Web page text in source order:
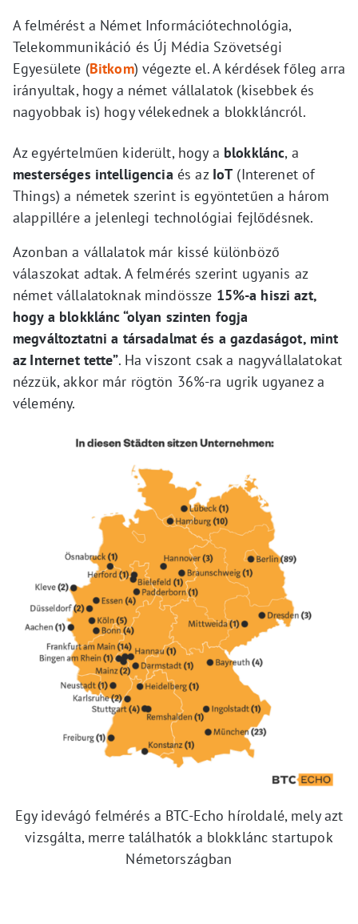
A felmérést a Német Információtechnológia,
Telekommunikáció és Új Média Szövetségi
Egyesülete (Bitkom) végezte el. A kérdések főleg arra
irányultak, hogy a német vállalatok (kisebbek és
nagyobbak is) hogy vélekednek a blokkláncról.
Az egyértelműen kiderült, hogy a blokklánc, a
mesterséges intelligencia és az IoT (Interenet of
Things) a németek szerint is egyöntetűen a három
alappillére a jelenlegi technológiai fejlődésnek.
Azonban a vállalatok már kissé különböző
válaszokat adtak. A felmérés szerint ugyanis az
német vállalatoknak mindössze 15%-a hiszi azt,
hogy a blokklánc “olyan szinten fogja
megváltoztatni a társadalmat és a gazdaságot, mint
az Internet tette”. Ha viszont csak a nagyvállalatokat
nézzük, akkor már rögtön 36%-ra ugrik ugyanez a
vélemény.
Egy idevágó felmérés a BTC-Echo híroldalé, mely azt
vizsgálta, merre találhatók a blokklánc startupok
Németországban